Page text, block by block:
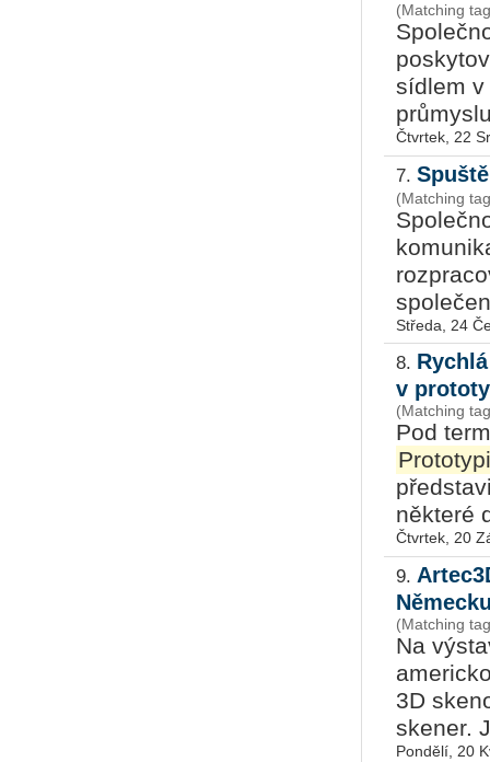
(Matching
sídlem v
Čtvrtek, 22
7.
(Matching
Středa, 24
8.
v
(Matching
Pod
některé
Čtvrtek, 20
9.
(Matching
Na
3D
skener.
Pondělí, 20